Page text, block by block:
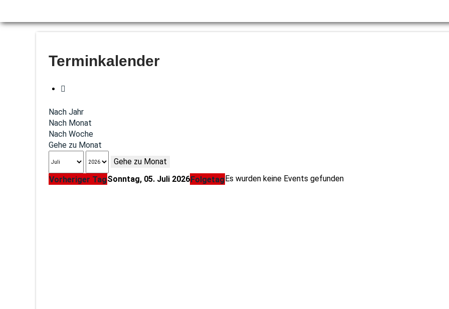
Terminkalender
Nach Jahr
Nach Monat
Nach Woche
Gehe zu Monat
Gehe zu Monat
Vorheriger TagSonntag, 05. Juli 2026FolgetagEs wurden keine Events gefunden